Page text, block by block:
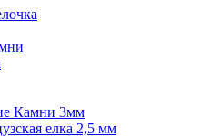
Камни 3мм
елка 2,5 мм